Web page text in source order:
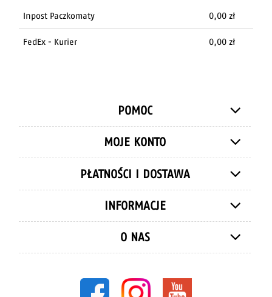
Inpost Paczkomaty 0,00 zł
FedEx - Kurier 0,00 zł
POMOC
MOJE KONTO
PŁATNOŚCI I DOSTAWA
INFORMACJE
O NAS